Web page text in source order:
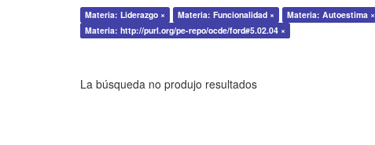
Materia: Liderazgo × Materia: Funcionalidad × Materia: Autoestima ×
Materia: http://purl.org/pe-repo/ocde/ford#5.02.04 ×
La búsqueda no produjo resultados